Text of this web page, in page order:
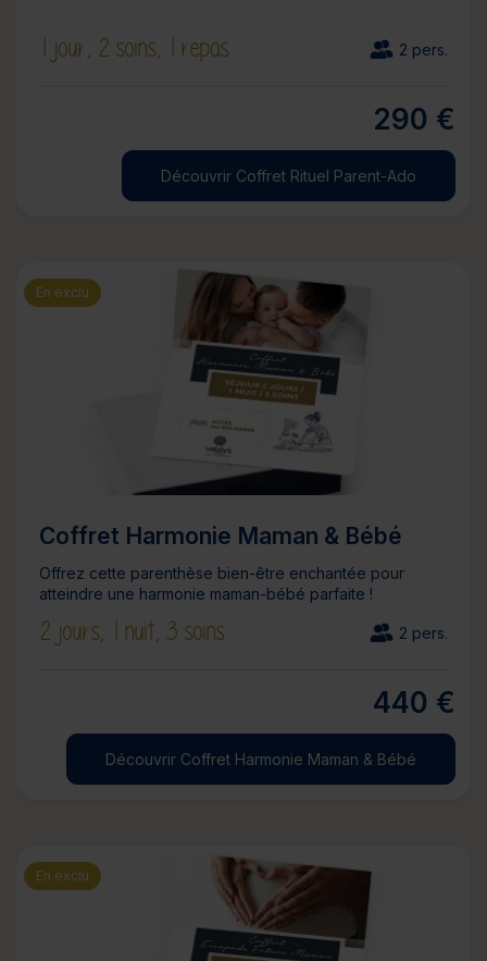
1 jour, 2 soins, 1 repas 2 pers.
290 €
Découvrir Coffret Rituel Parent-Ado
En exclu
Coffret Harmonie Maman & Bébé
Offrez cette parenthèse bien-être enchantée pour
atteindre une harmonie maman-bébé parfaite !
2 jours, 1 nuit, 3 soins 2 pers.
440 €
Découvrir Coffret Harmonie Maman & Bébé
En exclu